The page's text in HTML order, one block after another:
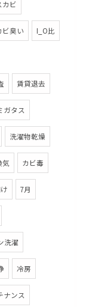
カビ
ビ臭い I_O比
賃貸退去
ガタス
洗濯物乾燥
気 カビ毒
7月
洗濯
冷房
ナンス